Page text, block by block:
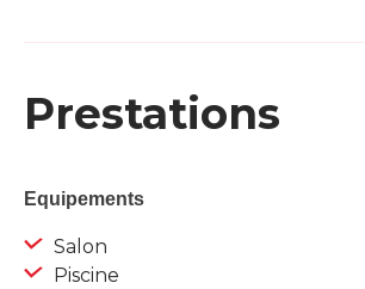
Prestations
Equipements
Salon
Piscine